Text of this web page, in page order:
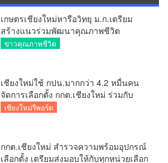
เกษตรเชียงใหม่หารือวิทยุ ม.ก.เตรียม
สร้างแนวร่วมพัฒนาคุณภาพชีวิต
เกษตรกร สื่อสารข้อมูลถูกต้องขับเคลื่อน
ข่าวคุณภาพชีวิต
เชียงใหม่ใช้ กปน.มากกว่า 4.2 หมื่นคน
จัดการเลือกตั้ง กกต.เชียงใหม่ ร่วมกับ
นายอำเภอหางดง ตรวจความเรียบร้อย
เชียงใหม่รีพอร์ต
กกต.เชียงใหม่ สำรวจความพร้อมอุปกรณ์
เลือกตั้ง เตรียมส่งมอบให้กับทุกหน่วยเลือก